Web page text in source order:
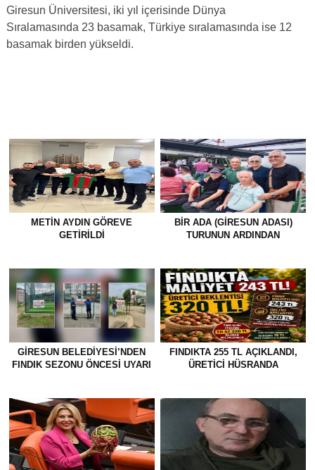
Giresun Üniversitesi, iki yıl içerisinde Dünya
Sıralamasında 23 basamak, Türkiye sıralamasında ise 12
basamak birden yükseldi.
METİN AYDIN GÖREVE
GETİRİLDİ
BİR ADA (GİRESUN ADASI)
TURUNUN ARDINDAN
GİRESUN BELEDİYESİ’NDEN
FINDIK SEZONU ÖNCESİ UYARI
FINDIKTA 255 TL AÇIKLANDI,
ÜRETİCİ HÜSRANDA